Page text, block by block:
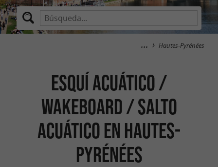
Hautes-Pyrénées
Esquí acuático /
Wakeboard / Salto
acuático en Hautes-
Pyrénées